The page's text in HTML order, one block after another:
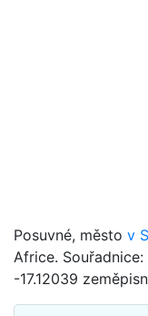
Posuvné, město v
Africe.
-17.12039